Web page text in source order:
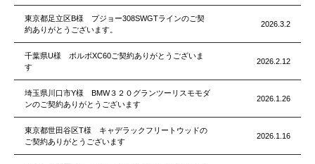
東京都足立区B様 プジョー308SWGTラインのご契
約ありがとうございます。
2026.3.2
千葉県U様 ボルボXC60ご契約ありがとうございま
す
2026.2.12
埼玉県川口市Y様 BMW３２０グランツーリスモモダ
ンのご契約ありがとうございます
2026.1.26
東京都世田谷区T様 キャデラックフリートウッドの
ご契約ありがとうございます
2026.1.16